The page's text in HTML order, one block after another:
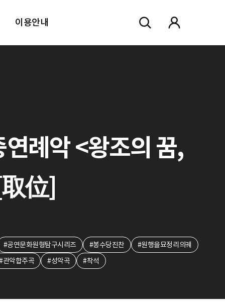
이용안내
례악 <왕조의 꿈,
位]
#공연문화원형탐구시리즈 #봉수당진찬
#원행을묘정리의궤
관악합주곡 #성악곡 #착석